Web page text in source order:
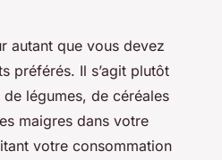
autant que vous devez
préférés. Il s’agit plutôt
légumes, de céréales
maigres dans votre
votre consommation